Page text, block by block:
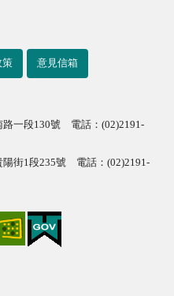
策 意見信箱
路一段130號 電話：(02)2191-
陽街1段235號 電話：(02)2191-